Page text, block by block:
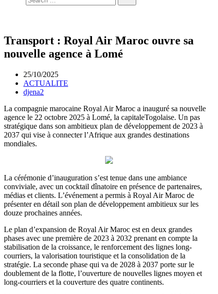
Transport : Royal Air Maroc ouvre sa
nouvelle agence à Lomé
25/10/2025
ACTUALITE
djena2
La compagnie marocaine Royal Air Maroc a inauguré sa nouvelle
agence le 22 octobre 2025 à Lomé, la capitaleTogolaise. Un pas
stratégique dans son ambitieux plan de développement de 2023 à
2037 qui vise à connecter l’Afrique aux grandes destinations
mondiales.
La cérémonie d’inauguration s’est tenue dans une ambiance
conviviale, avec un cocktail dînatoire en présence de partenaires,
médias et clients. L’événement a permis à Royal Air Maroc de
présenter en détail son plan de développement ambitieux sur les
douze prochaines années.
Le plan d’expansion de Royal Air Maroc est en deux grandes
phases avec une première de 2023 à 2032 prenant en compte la
stabilisation de la croissance, le renforcement des lignes long-
courriers, la valorisation touristique et la consolidation de la
stratégie. La seconde phase qui va de 2028 à 2037 porte sur le
doublement de la flotte, l’ouverture de nouvelles lignes moyen et
long-courriers et la couverture des quatre continents.